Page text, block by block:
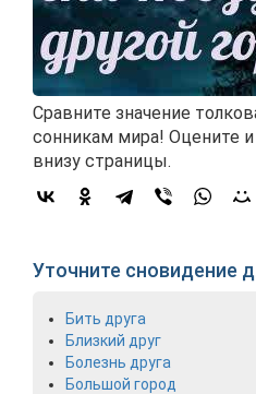
Сравните значение
сонникам мира! Оцените
внизу страницы.
Уточните сновидение
Бить друга
Близкий друг
Болезнь друга
Большой город